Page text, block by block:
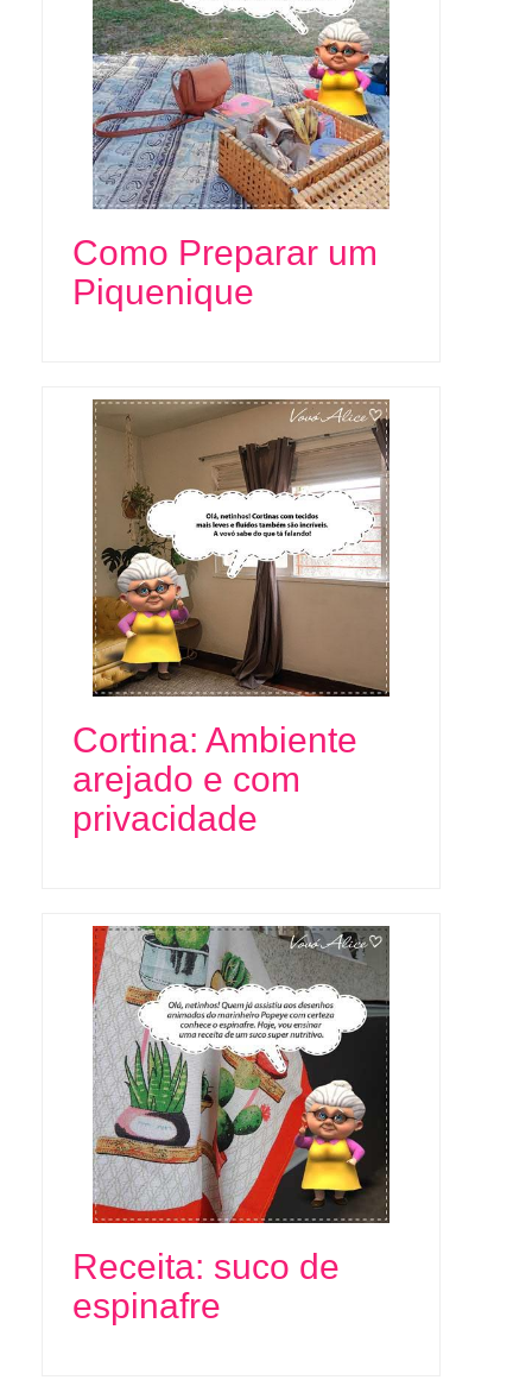
Como Preparar um
Piquenique
Cortina: Ambiente
arejado e com
privacidade
Receita: suco de
espinafre